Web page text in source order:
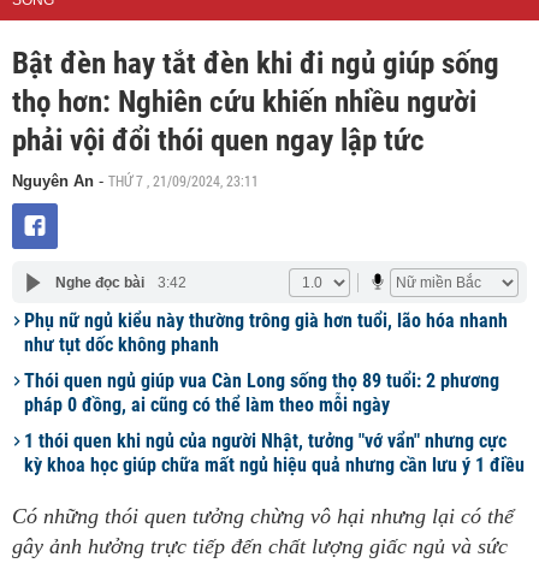
Bật đèn hay tắt đèn khi đi ngủ giúp sống
thọ hơn: Nghiên cứu khiến nhiều người
phải vội đổi thói quen ngay lập tức
Nguyên An - THỨ 7 , 21/09/2024, 23:11
Nghe đọc bài 3:42
Phụ nữ ngủ kiểu này thường trông già hơn tuổi, lão hóa nhanh
như tụt dốc không phanh
Thói quen ngủ giúp vua Càn Long sống thọ 89 tuổi: 2 phương
pháp 0 đồng, ai cũng có thể làm theo mỗi ngày
1 thói quen khi ngủ của người Nhật, tưởng "vớ vẩn" nhưng cực
kỳ khoa học giúp chữa mất ngủ hiệu quả nhưng cần lưu ý 1 điều
Có những thói quen tưởng chừng vô hại nhưng lại có thể
gây ảnh hưởng trực tiếp đến chất lượng giấc ngủ và sức